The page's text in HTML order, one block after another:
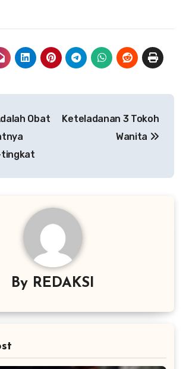
Obat
Keteladanan 3 Tokoh
Wanita
By REDAKSI